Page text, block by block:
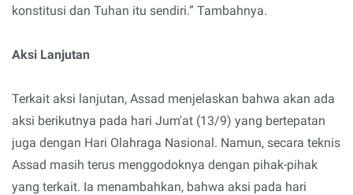
konstitusi dan Tuhan itu sendiri.” Tambahnya.
Aksi Lanjutan
Terkait aksi lanjutan, Assad menjelaskan bahwa akan ada
aksi berikutnya pada hari Jum'at (13/9) yang bertepatan
juga dengan Hari Olahraga Nasional. Namun, secara teknis
Assad masih terus menggodoknya dengan pihak-pihak
yang terkait. Ia menambahkan, bahwa aksi pada hari